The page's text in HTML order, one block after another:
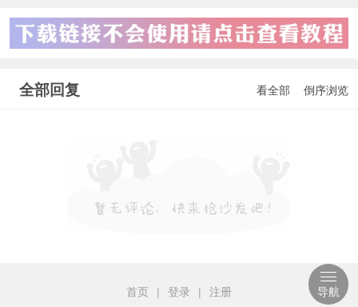
全部回复 看全部 倒序浏览
首页 | 登录 | 注册 导航